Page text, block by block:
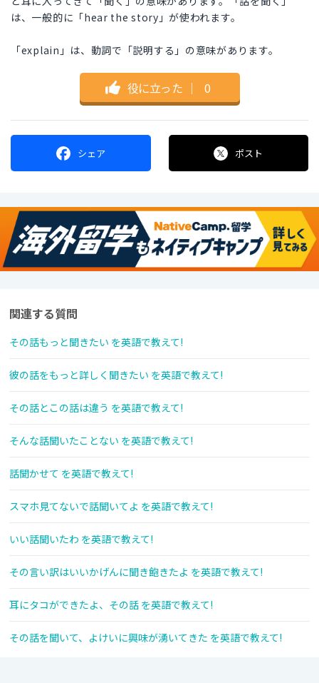
は、一般的に「hear the story」が使われます。
「explain」は、動詞で「説明する」の意味があります。
役に立った ｜ 0
シェア ポスト
関連する質問
その話もっと聞きたい を英語で教えて!
彼の話をもっと詳しく聞きたい を英語で教えて!
その話とこの話は違う を英語で教えて!
そんな話聞いたことない を英語で教えて!
話聞かせて を英語で教えて!
スマホ見てないで話聞いてよ を英語で教えて!
いい話聞いたわ を英語で教えて!
その言い訳はいいかげんに聞き飽きたよ を英語で教えて!
耳にタコができたよ、その話 を英語で教えて!
その話を聞いて、よけいに興味が湧いてきた を英語で教えて!